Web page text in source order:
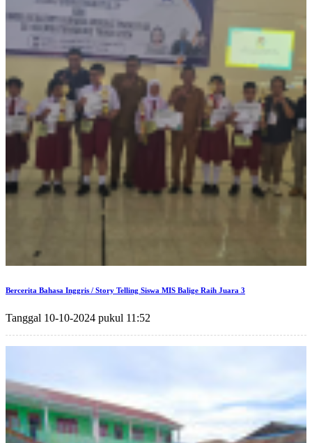
Bercerita Bahasa Inggris / Story Telling Siswa MIS Balige Raih Juara 3
Tanggal 10-10-2024 pukul 11:52